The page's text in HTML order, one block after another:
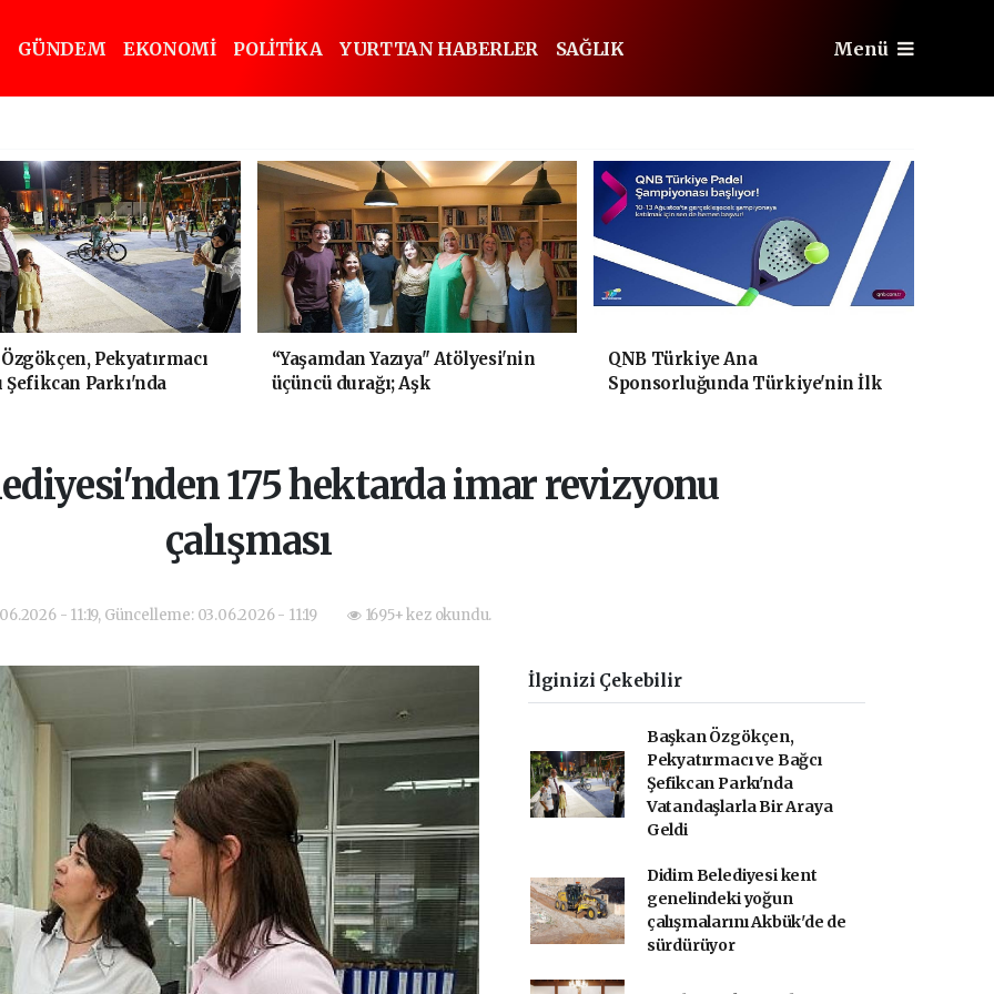
GÜNDEM EKONOMİ POLİTİKA YURTTAN HABERLER SAĞLIK Menü
Pekyatırmacı
Şefikcan Parkı'nda
“Yaşamdan Yazıya" Atölyesi'nin
üçüncü durağı; Aşk
QNB Türkiye Ana
Sponsorluğunda Türkiye'nin İlk
175 hektarda imar revizyonu
çalışması
- 11:19, Güncelleme: 03.06.2026 - 11:19 1695+ kez okundu.
İlginizi Çekebilir
Başkan Özgökçen,
Pekyatırmacı ve Bağcı
Şefikcan Parkı'nda
Vatandaşlarla Bir Araya
Geldi
Didim Belediyesi kent
genelindeki yoğun
çalışmalarını Akbük'de de
sürdürüyor